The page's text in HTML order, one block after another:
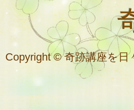
Copyright © 奇跡講座を